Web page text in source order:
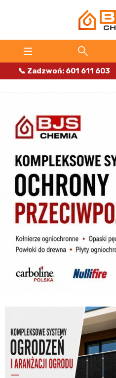
📞 Zadzwoń: 601 611 603